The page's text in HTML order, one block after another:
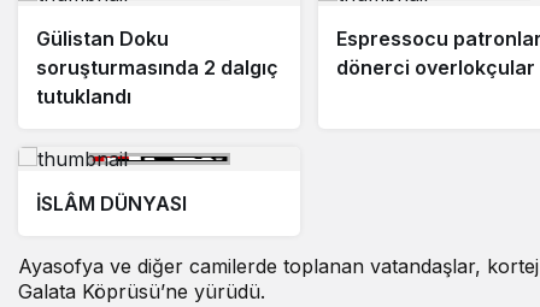
Gülistan Doku
soruşturmasında 2 dalgıç
tutuklandı
Espressocu
dönerci overlokçular
İSLÂM DÜNYASI
Ayasofya ve diğer camilerde toplanan vatandaşlar,
Galata Köprüsü’ne yürüdü.